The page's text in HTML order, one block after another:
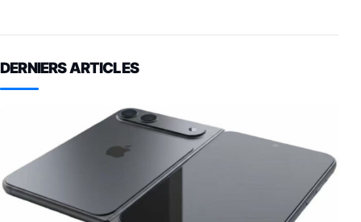
DERNIERS ARTICLES